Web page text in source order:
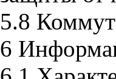
5.8
6